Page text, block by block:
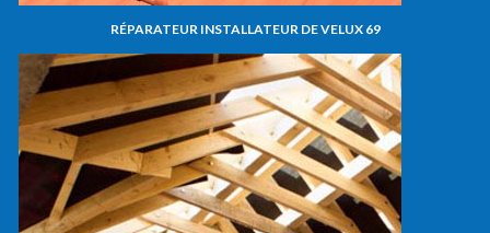
RÉPARATEUR INSTALLATEUR DE VELUX 69